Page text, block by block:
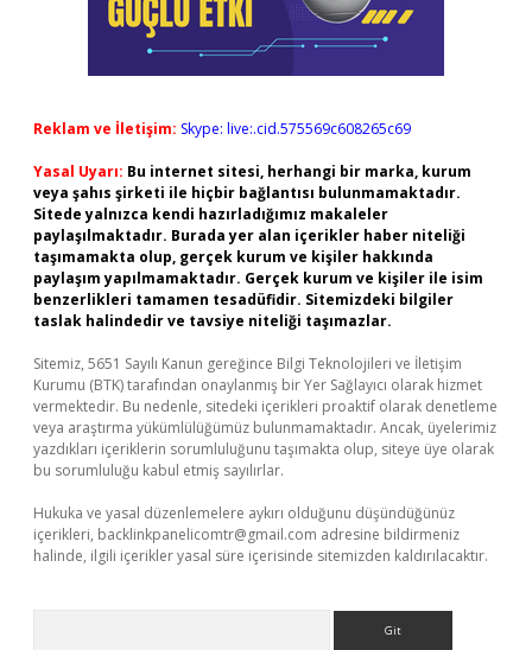
Reklam ve İletişim: Skype: live:.cid.575569c608265c69
Yasal Uyarı: Bu internet sitesi, herhangi bir marka, kurum
veya şahıs şirketi ile hiçbir bağlantısı bulunmamaktadır.
Sitede yalnızca kendi hazırladığımız makaleler
paylaşılmaktadır. Burada yer alan içerikler haber niteliği
taşımamakta olup, gerçek kurum ve kişiler hakkında
paylaşım yapılmamaktadır. Gerçek kurum ve kişiler ile isim
benzerlikleri tamamen tesadüfidir. Sitemizdeki bilgiler
taslak halindedir ve tavsiye niteliği taşımazlar.
Sitemiz, 5651 Sayılı Kanun gereğince Bilgi Teknolojileri ve İletişim
Kurumu (BTK) tarafından onaylanmış bir Yer Sağlayıcı olarak hizmet
vermektedir. Bu nedenle, sitedeki içerikleri proaktif olarak denetleme
veya araştırma yükümlülüğümüz bulunmamaktadır. Ancak, üyelerimiz
yazdıkları içeriklerin sorumluluğunu taşımakta olup, siteye üye olarak
bu sorumluluğu kabul etmiş sayılırlar.
Hukuka ve yasal düzenlemelere aykırı olduğunu düşündüğünüz
içerikleri, backlinkpanelicomtr@gmail.com adresine bildirmeniz
halinde, ilgili içerikler yasal süre içerisinde sitemizden kaldırılacaktır.